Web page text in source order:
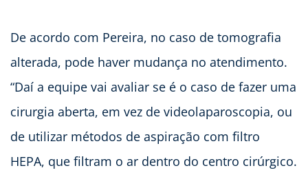
De acordo com Pereira, no caso de tomografia
alterada, pode haver mudança no atendimento.
“Daí a equipe vai avaliar se é o caso de fazer uma
cirurgia aberta, em vez de videolaparoscopia, ou
de utilizar métodos de aspiração com filtro
HEPA, que filtram o ar dentro do centro cirúrgico.